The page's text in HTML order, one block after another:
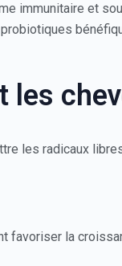
immunitaire et
les
les radicaux
favoriser la